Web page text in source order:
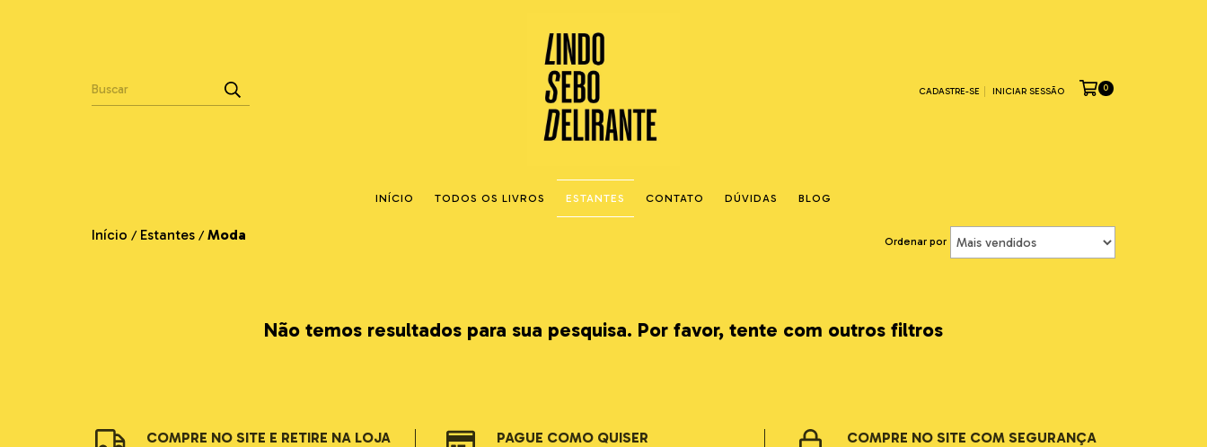
CADASTRE-SE INICIAR SESSÃO 0
INÍCIO TODOS OS LIVROS ESTANTES CONTATO DÚVIDAS BLOG
Início / Estantes / Moda Ordenar por
Não temos resultados para sua pesquisa. Por favor, tente com outros filtros
COMPRE NO SITE E RETIRE NA LOJA PAGUE COMO QUISER COMPRE NO SITE COM SEGURANÇA